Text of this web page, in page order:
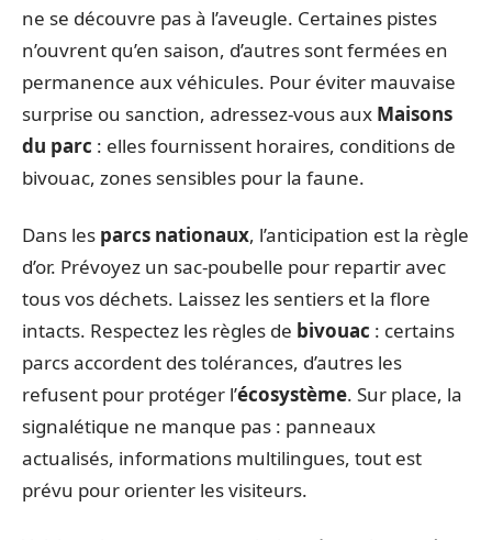
ne se découvre pas à l’aveugle. Certaines pistes
n’ouvrent qu’en saison, d’autres sont fermées en
permanence aux véhicules. Pour éviter mauvaise
surprise ou sanction, adressez-vous aux Maisons
du parc : elles fournissent horaires, conditions de
bivouac, zones sensibles pour la faune.
Dans les parcs nationaux, l’anticipation est la règle
d’or. Prévoyez un sac-poubelle pour repartir avec
tous vos déchets. Laissez les sentiers et la flore
intacts. Respectez les règles de bivouac : certains
parcs accordent des tolérances, d’autres les
refusent pour protéger l’écosystème. Sur place, la
signalétique ne manque pas : panneaux
actualisés, informations multilingues, tout est
prévu pour orienter les visiteurs.